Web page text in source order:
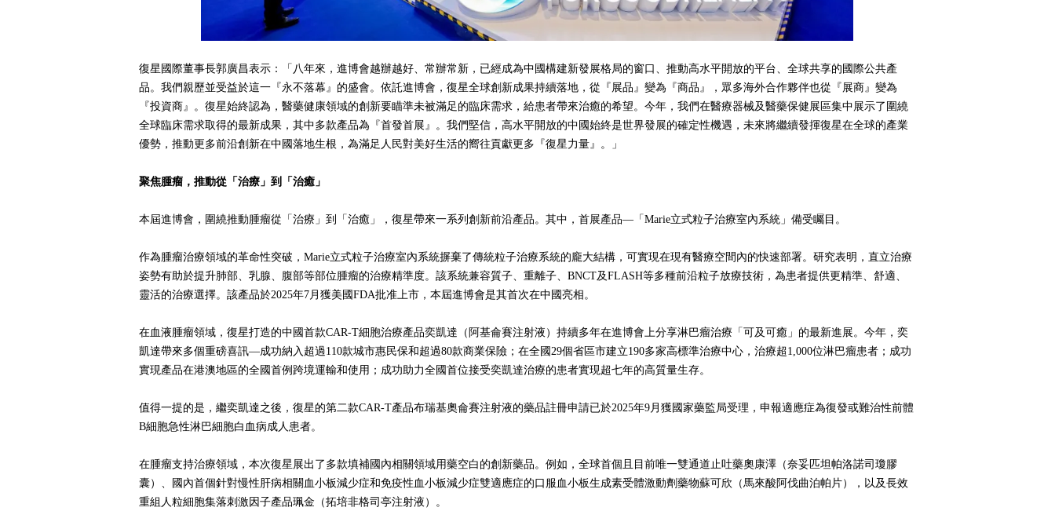
復星國際董事長郭廣昌表示：「八年來，進博會越辦越好、常辦常新，已經成為中國構建新發展格局的窗口、推動高水平開放的平台、全球共享的國際公共產
品。我們親歷並受益於這一『永不落幕』的盛會。依託進博會，復星全球創新成果持續落地，從『展品』變為『商品』，眾多海外合作夥伴也從『展商』變為
『投資商』。復星始終認為，醫藥健康領域的創新要瞄準未被滿足的臨床需求，給患者帶來治癒的希望。今年，我們在醫療器械及醫藥保健展區集中展示了圍繞
全球臨床需求取得的最新成果，其中多款產品為『首發首展』。我們堅信，高水平開放的中國始終是世界發展的確定性機遇，未來將繼續發揮復星在全球的產業
優勢，推動更多前沿創新在中國落地生根，為滿足人民對美好生活的嚮往貢獻更多『復星力量』。」
聚焦腫瘤，推動從「治療」到「治癒」
本屆進博會，圍繞推動腫瘤從「治療」到「治癒」，復星帶來一系列創新前沿產品。其中，首展產品—「Marie立式粒子治療室內系統」備受矚目。
作為腫瘤治療領域的革命性突破，Marie立式粒子治療室內系統摒棄了傳統粒子治療系統的龐大結構，可實現在現有醫療空間內的快速部署。研究表明，直立治療
姿勢有助於提升肺部、乳腺、腹部等部位腫瘤的治療精準度。該系統兼容質子、重離子、BNCT及FLASH等多種前沿粒子放療技術，為患者提供更精準、舒適、
靈活的治療選擇。該產品於2025年7月獲美國FDA批准上市，本屆進博會是其首次在中國亮相。
在血液腫瘤領域，復星打造的中國首款CAR-T細胞治療產品奕凱達（阿基侖賽注射液）持續多年在進博會上分享淋巴瘤治療「可及可癒」的最新進展。今年，奕
凱達帶來多個重磅喜訊—成功納入超過110款城市惠民保和超過80款商業保險；在全國29個省區市建立190多家高標準治療中心，治療超1,000位淋巴瘤患者；成功
實現產品在港澳地區的全國首例跨境運輸和使用；成功助力全國首位接受奕凱達治療的患者實現超七年的高質量生存。
值得一提的是，繼奕凱達之後，復星的第二款CAR-T產品布瑞基奧侖賽注射液的藥品註冊申請已於2025年9月獲國家藥監局受理，申報適應症為復發或難治性前體
B細胞急性淋巴細胞白血病成人患者。
在腫瘤支持治療領域，本次復星展出了多款填補國內相關領域用藥空白的創新藥品。例如，全球首個且目前唯一雙通道止吐藥奧康澤（奈妥匹坦帕洛諾司瓊膠
囊）、國內首個針對慢性肝病相關血小板減少症和免疫性血小板減少症雙適應症的口服血小板生成素受體激動劑藥物蘇可欣（馬來酸阿伐曲泊帕片），以及長效
重組人粒細胞集落刺激因子產品珮金（拓培非格司亭注射液）。